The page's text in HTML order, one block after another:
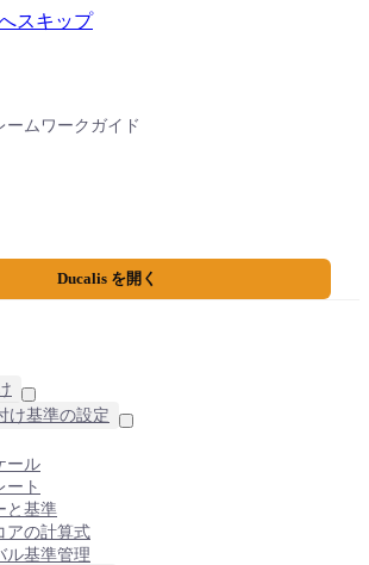
スキップ
ームワークガイド
Ducalis を開く
け基準の設定
ール
ート
と基準
アの計算式
ル基準管理